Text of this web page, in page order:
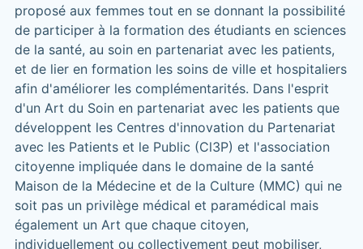
proposé aux femmes tout en se donnant la possibilité
de participer à la formation des étudiants en sciences
de la santé, au soin en partenariat avec les patients,
et de lier en formation les soins de ville et hospitaliers
afin d'améliorer les complémentarités. Dans l'esprit
d'un Art du Soin en partenariat avec les patients que
développent les Centres d'innovation du Partenariat
avec les Patients et le Public (Cl3P) et l'association
citoyenne impliquée dans le domaine de la santé
Maison de la Médecine et de la Culture (MMC) qui ne
soit pas un privilège médical et paramédical mais
également un Art que chaque citoyen,
individuellement ou collectivement peut mobiliser,